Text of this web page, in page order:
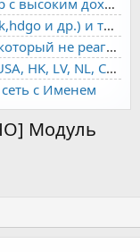
Videoseed - новый видео-балансер с высоким доходом
Популярные кино базы (moonwalk,hdgo и др.) и торренты в одном плеере для вашего сайта
Посоветуйте пожалуйста хостера который не реагирует на ркн
THE.HOSTING - VPS/VDS - MD, UA, USA, HK, LV, NL, CA, DE, SK, CZE, GB, IL, TR, PL, BG, RO, IT, FL, HU, PT.
с Именем
Модуль